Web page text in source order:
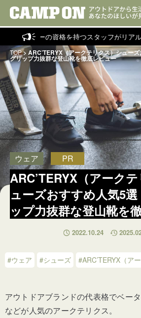
ターの資格を持つスタッフがリアルに評価
TOP> ARC’TERYX（アークテリクス）シュー
グリップ力抜群な登山靴を徹底レビュー
ウェア PR
ARC’TERYX（アーク
ューズおすすめ人気5選
ップ力抜群な登山靴を
2022.10.24
#ウェア #シューズ #ARC’TERYX（ア
アウトドアブランドの代表格でベー
などが人気のアークテリクス。